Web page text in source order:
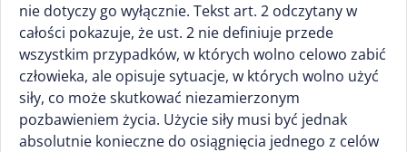
nie dotyczy go wyłącznie. Tekst art. 2 odczytany w
całości pokazuje, że ust. 2 nie definiuje przede
wszystkim przypadków, w których wolno celowo zabić
człowieka, ale opisuje sytuacje, w których wolno użyć
siły, co może skutkować niezamierzonym
pozbawieniem życia. Użycie siły musi być jednak
absolutnie konieczne do osiągnięcia jednego z celów